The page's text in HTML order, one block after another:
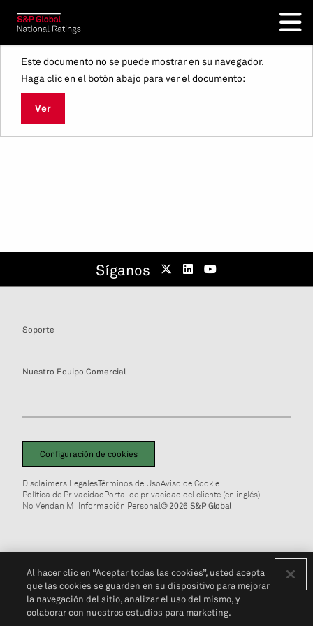
Este documento no se puede mostrar en su navegador.
Haga clic en el botón abajo para ver el documento:
Ver
Síganos
Soporte
Nuestro Equipo Comercial
Configuración de cookies
Disclaimers LegalesTérminos de UsoAviso de Cookie
Política de PrivacidadPortal de privacidad del cliente (en inglés)
No Vendan Mi Información Personal© 2026 S&P Global
Al hacer clic en “Aceptar todas las cookies”, usted acepta
que las cookies se guarden en su dispositivo para mejorar
la navegación del sitio, analizar el uso del mismo, y
colaborar con nuestros estudios para marketing.